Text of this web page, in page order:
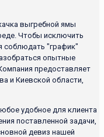
выгребной ямы
Чтобы исключить
соблюдать "график"
опытные
предоставляет
и Киевской области,
удобное для клиента
поставленной задачи,
девиз нашей